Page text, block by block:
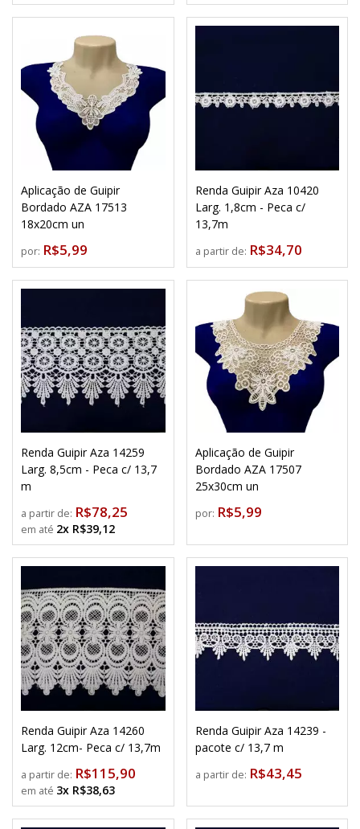
Aplicação de Guipir
Bordado AZA 17513
18x20cm un
por: R$5,99
Renda Guipir Aza 10420
Larg. 1,8cm - Peca c/
13,7m
a partir de: R$34,70
Renda Guipir Aza 14259
Larg. 8,5cm - Peca c/ 13,7
m
a partir de: R$78,25
2x R$39,12
Aplicação de Guipir
Bordado AZA 17507
25x30cm un
por: R$5,99
Renda Guipir Aza 14260
Larg. 12cm- Peca c/ 13,7m
a partir de: R$115,90
3x R$38,63
Renda Guipir Aza 14239 -
pacote c/ 13,7 m
a partir de: R$43,45